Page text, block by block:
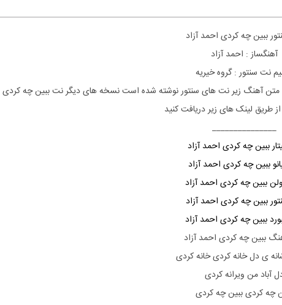
ببین چه کردی احمد آزاد
آهنگساز : احمد آزاد
نت سنتور : گروه خیریه
متن آهنگ زیر نت های سنتورنوشته شده است نسخه های دیگر نتببین چه کردی
طریق لینک های زیر دریافت کنید
_______________
ببین چه کردی احمد آزاد
ببین چه کردی احمد آزاد
ببین چه کردی احمد آزاد
ببین چه کردی احمد آزاد
ببین چه کردی احمد آزاد
ببین چه کردی احمد آزاد
ی دل خانه کردی خانه کردی
آباد من ویرانه کردی
چه کردی ببین چه کردی